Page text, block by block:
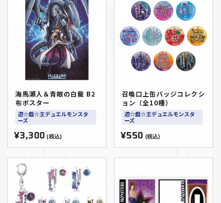
海馬瀬人＆青眼の白龍 B2
布ポスター
遊☆戯☆王デュエルモンスタ
ーズ
¥3,300 (税込)
召喚口上缶バッジコレクシ
ョン（全10種）
遊☆戯☆王デュエルモンスタ
ーズ
¥550 (税込)